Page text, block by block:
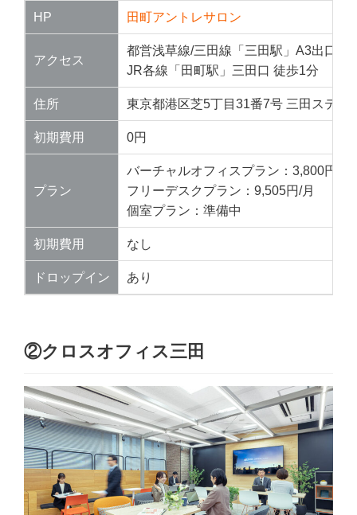
HP 田町アントレサロン
アクセス
都営浅草線/三田線「三田駅」A3出口 徒
JR各線「田町駅」三田口 徒歩1分
住所 東京都港区芝5丁目31番7号 三田ステー
初期費用 0円
プラン
バーチャルオフィスプラン：3,800円/月
フリーデスクプラン：9,505円/月
個室プラン：準備中
初期費用 なし
ドロップイン あり
②クロスオフィス三田